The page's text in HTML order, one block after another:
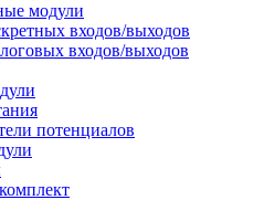
модули
входов/выходов
входов/выходов
потенциалов